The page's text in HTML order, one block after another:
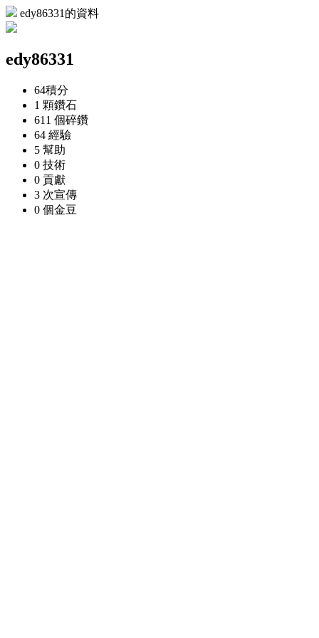
edy86331的資料
edy86331
64積分
1 顆鑽石
611 個碎鑽
64 經驗
5 幫助
0 技術
0 貢獻
3 次宣傳
0 個金豆